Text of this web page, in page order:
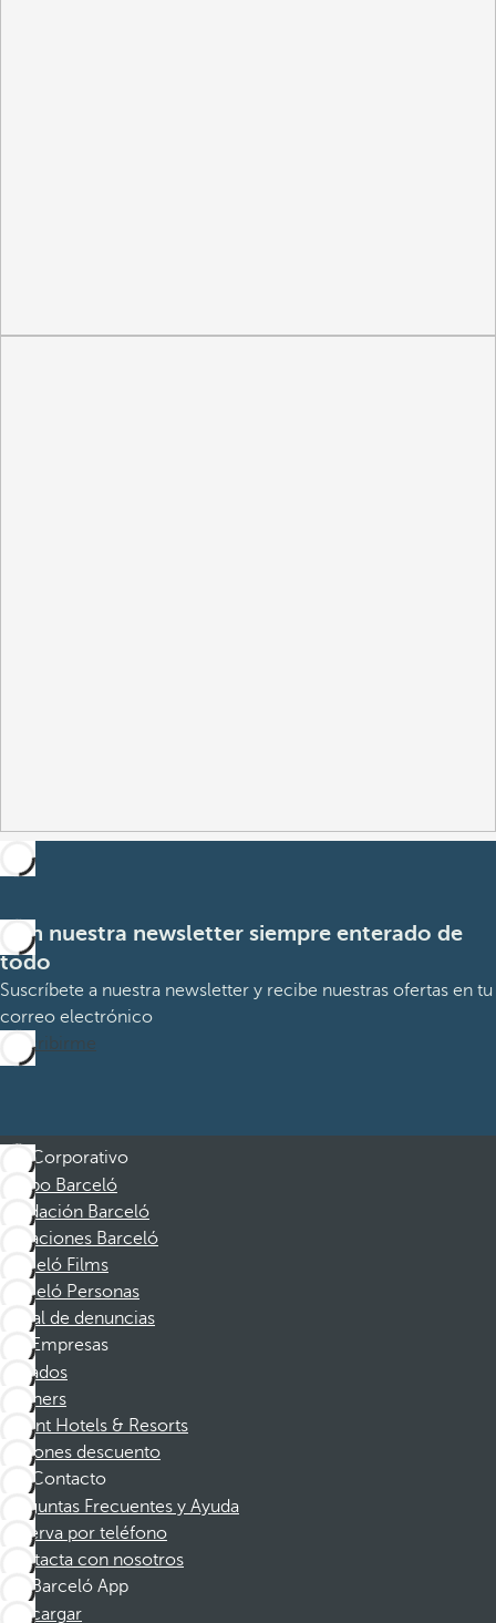
Con nuestra newsletter siempre enterado de
todo
Suscríbete a nuestra newsletter y recibe nuestras ofertas en tu
correo electrónico
Suscribirme
Corporativo
Grupo Barceló
Fundación Barceló
Vacaciones Barceló
Barceló Films
Barceló Personas
Canal de denuncias
Empresas
Afiliados
Partners
Dorint Hotels & Resorts
Cupones descuento
Contacto
Preguntas Frecuentes y Ayuda
Reserva por teléfono
Contacta con nosotros
Barceló App
Descargar